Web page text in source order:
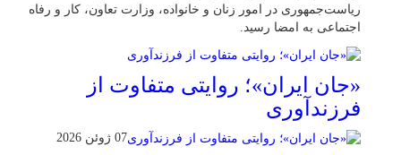
ریاست‌جمهوری در امور زنان و خانواده، وزارت تعاون، کار و رفاه
اجتماعی به امضا رسید.
«جان ایران»؛ روایتی متفاوت از
فرزندآوری
07 ژوئن 2026